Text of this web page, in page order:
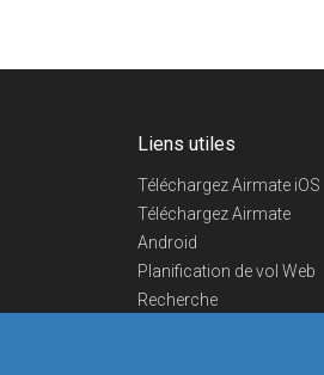
Liens utiles
Téléchargez Airmate iOS
Téléchargez Airmate
Android
Planification de vol Web
Recherche